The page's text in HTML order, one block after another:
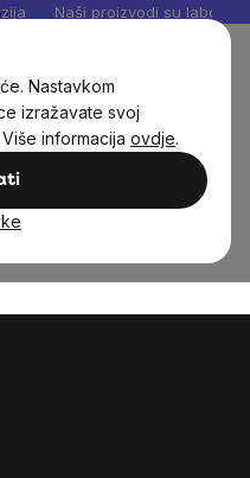
Nastavkom
izražavate svoj
informacija ovdje.
Naši proizvodi su